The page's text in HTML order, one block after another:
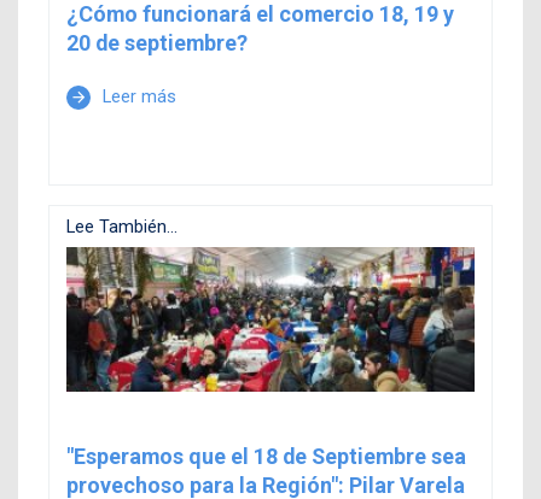
¿Cómo funcionará el comercio 18, 19 y
20 de septiembre?
arrow_forward Leer más
Lee También...
"Esperamos que el 18 de Septiembre sea
provechoso para la Región": Pilar Varela